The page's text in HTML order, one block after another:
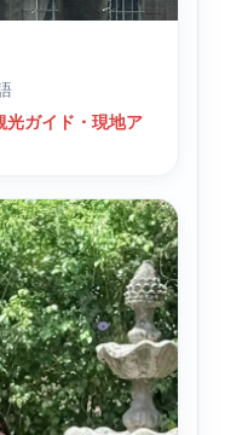
光ガイド・現地ア